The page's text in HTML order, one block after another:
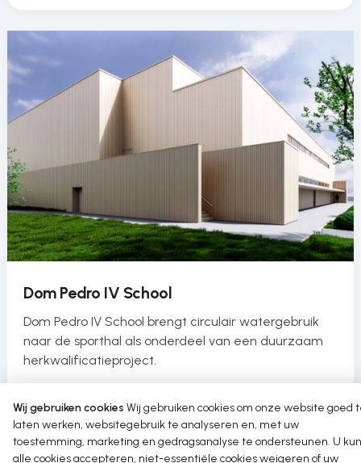
Dom Pedro IV School
Dom Pedro IV School brengt circulair watergebruik
naar de sporthal als onderdeel van een duurzaam
herkwalificatieproject.
Wij gebruiken cookies Wij gebruiken cookies om onze website goed
laten werken, websitegebruik te analyseren en, met uw
toestemming, marketing en gedragsanalyse te ondersteunen. U
alle cookies accepteren, niet-essentiële cookies weigeren of uw